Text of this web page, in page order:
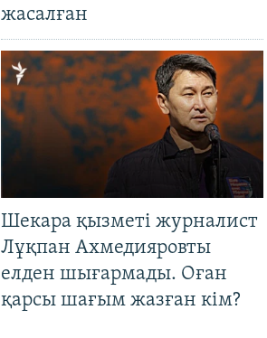
жасалған
Шекара қызметі журналист
Лұқпан Ахмедияровты
елден шығармады. Оған
қарсы шағым жазған кім?